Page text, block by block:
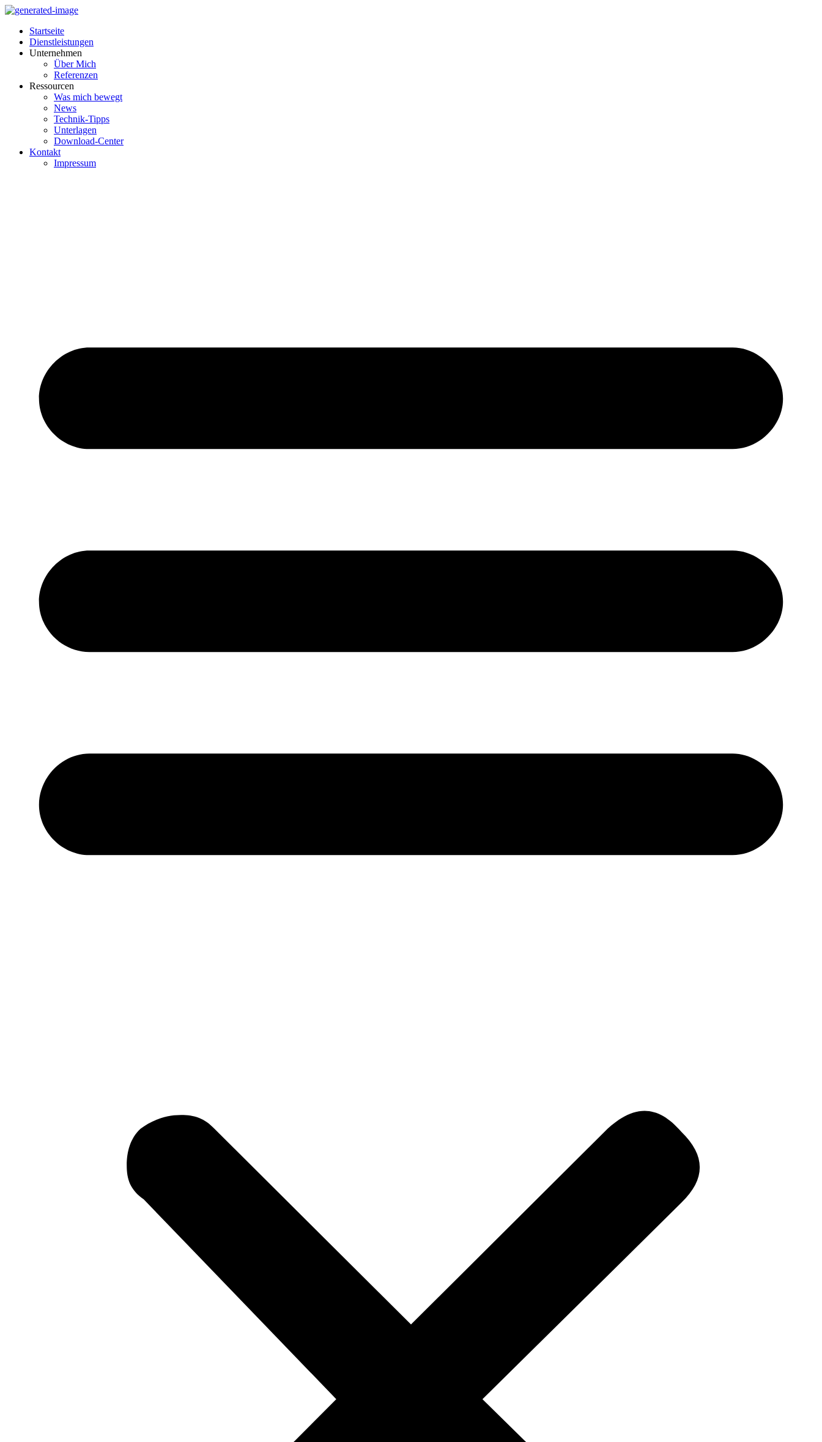
Inhalt
springen
Startseite
Dienstleistungen
Unternehmen
Über Mich
Referenzen
Ressourcen
Was mich bewegt
News
Technik-Tipps
Unterlagen
Download-Center
Kontakt
Impressum